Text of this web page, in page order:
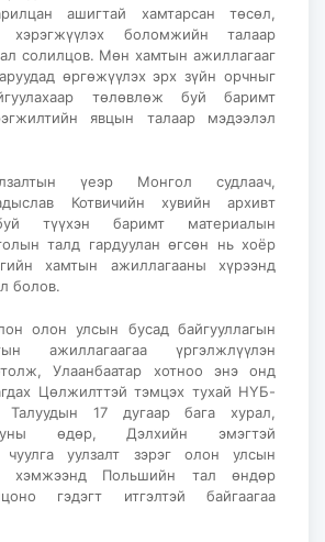
ашигтай хамтарсан төсөл,
хэрэгжүүлэх боломжийн талаар
солилцов. Мөн хамтын ажиллагааг
өргөжүүлэх эрх зүйн орчныг
төлөвлөж буй баримт
явцын талаар мэдээлэл
үеэр Монгол судлаач,
Котвичийн хувийн архивт
түүхэн баримт материалын
талд гардуулан өгсөн нь хоёр
хамтын ажиллагааны хүрээнд
болов.
олон улсын бусад байгууллагын
ажиллагаагаа үргэлжлүүлэн
Улаанбаатар хотноо энэ онд
Цөлжилттэй тэмцэх тухай НҮБ-
17 дугаар бага хурал,
өдөр, Дэлхийн эмэгтэй
чуулга уулзалт зэрэг олон улсын
хэмжээнд Польшийн тал өндөр
гэдэгт итгэлтэй байгаагаа